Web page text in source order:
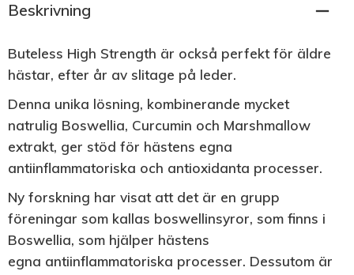
Beskrivning
Buteless High Strength är också perfekt för äldre
hästar, efter år av slitage på leder.
Denna unika lösning, kombinerande mycket
natrulig Boswellia, Curcumin och Marshmallow
extrakt, ger stöd för hästens egna
antiinflammatoriska och antioxidanta processer.
Ny forskning har visat att det är en grupp
föreningar som kallas boswellinsyror, som finns i
Boswellia, som hjälper hästens
egna antiinflammatoriska processer. Dessutom är